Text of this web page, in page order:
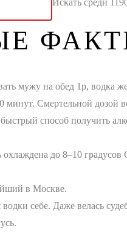
мужу на обед 1р, водка
Смертельной дозой
способ получить
до 8–10
в Москве.
себе. Даже велась